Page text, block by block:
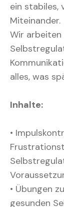
ein stabiles,
Miteinander.
Wir arbeiten
alles, was
Inhalte:
•
• Übungen
gesunden